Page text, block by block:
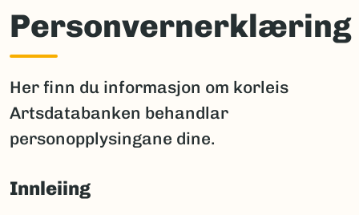
Personvernerklæring
Her finn du informasjon om korleis
Artsdatabanken behandlar
personopplysingane dine.
Innleiing